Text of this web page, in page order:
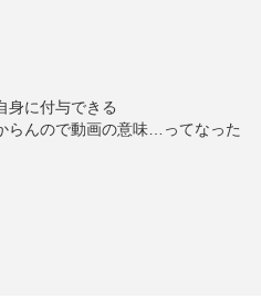
身に付与できる
らんので動画の意味…ってなった